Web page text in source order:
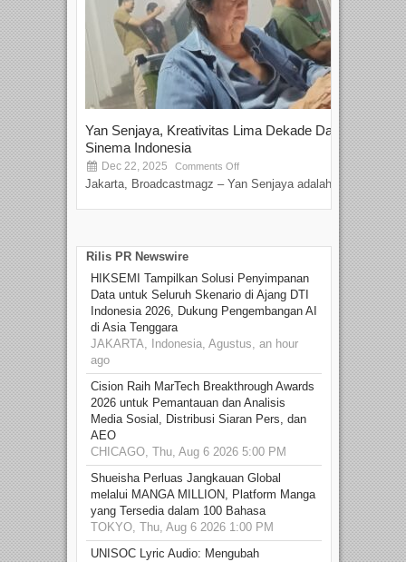
Yan Senjaya, Kreativitas Lima Dekade Dalam
Sinema Indonesia
Dec 22, 2025 Comments Off
Jakarta, Broadcastmagz – Yan Senjaya adalah...
Rilis PR Newswire
HIKSEMI Tampilkan Solusi Penyimpanan
Data untuk Seluruh Skenario di Ajang DTI
Indonesia 2026, Dukung Pengembangan AI
di Asia Tenggara
JAKARTA, Indonesia, Agustus, an hour
ago
Cision Raih MarTech Breakthrough Awards
2026 untuk Pemantauan dan Analisis
Media Sosial, Distribusi Siaran Pers, dan
AEO
CHICAGO, Thu, Aug 6 2026 5:00 PM
Shueisha Perluas Jangkauan Global
melalui MANGA MILLION, Platform Manga
yang Tersedia dalam 100 Bahasa
TOKYO, Thu, Aug 6 2026 1:00 PM
UNISOC Lyric Audio: Mengubah